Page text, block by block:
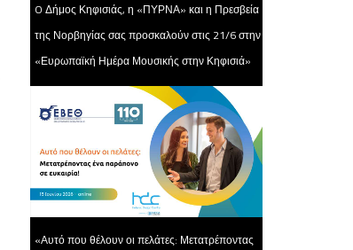
O Δήμος Κηφισιάς, η «ΠΥΡΝΑ» και η Πρεσβεία
της Νορβηγίας σας προσκαλούν στις 21/6 στην
«Ευρωπαϊκή Ημέρα Μουσικής στην Κηφισιά»
«Αυτό που θέλουν οι πελάτες: Μετατρέποντας